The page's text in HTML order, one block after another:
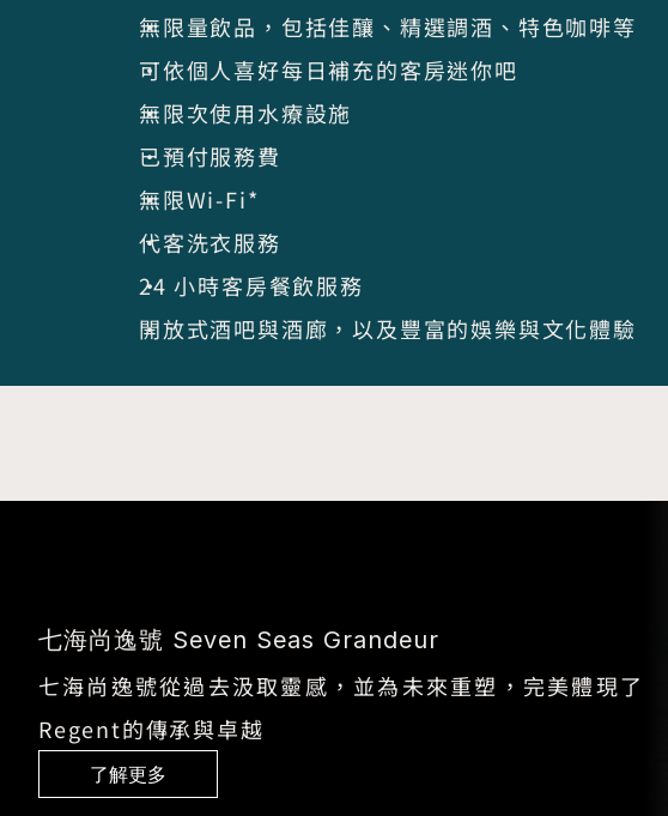
無限量飲品，包括佳釀、精選調酒、特色咖啡等
可依個人喜好每日補充的客房迷你吧
無限次使用水療設施
已預付服務費
無限Wi-Fi*
代客洗衣服務
24 小時客房餐飲服務
開放式酒吧與酒廊，以及豐富的娛樂與文化體驗
七海尚逸號 Seven Seas Grandeur
七海尚逸號從過去汲取靈感，並為未來重塑，完美體現了
Regent的傳承與卓越
了解更多